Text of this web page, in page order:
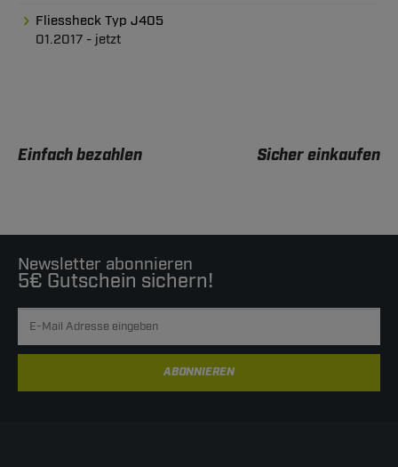
Fliessheck Typ J405
01.2017 - jetzt
Einfach bezahlen Sicher einkaufen
Newsletter abonnieren
5€ Gutschein sichern!
ABONNIEREN